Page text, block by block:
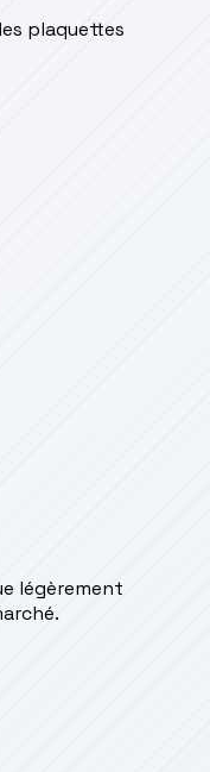
plaquettes
légèrement